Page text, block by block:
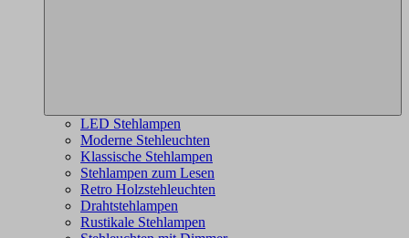
LED Stehlampen
Moderne Stehleuchten
Klassische Stehlampen
Stehlampen zum Lesen
Retro Holzstehleuchten
Drahtstehlampen
Rustikale Stehlampen